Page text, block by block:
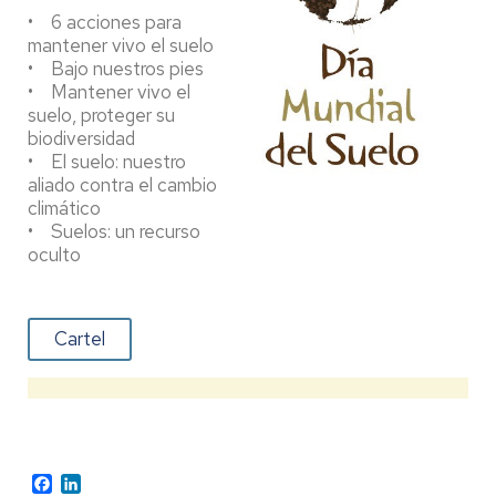
• 6 acciones para
mantener vivo el suelo
• Bajo nuestros pies
• Mantener vivo el
suelo, proteger su
biodiversidad
• El suelo: nuestro
aliado contra el cambio
climático
• Suelos: un recurso
oculto
Cartel
Facebook